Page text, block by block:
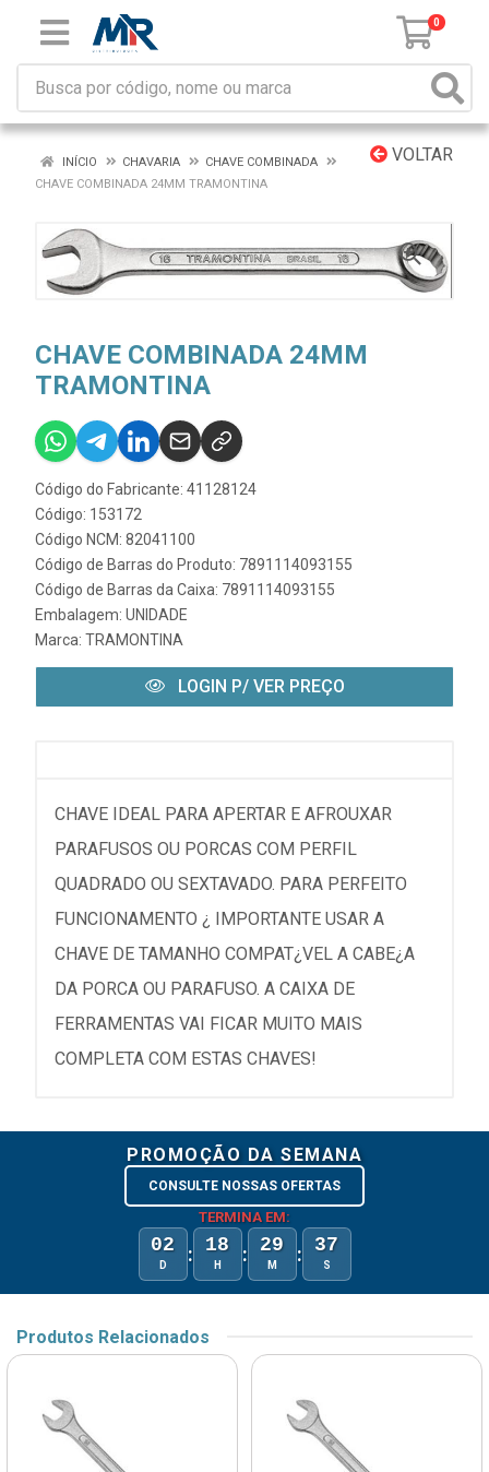
0
VOLTAR
INÍCIO CHAVARIA
CHAVE COMBINADA
CHAVE COMBINADA 24MM TRAMONTINA
CHAVE COMBINADA 24MM
TRAMONTINA
Código do Fabricante: 41128124
Código: 153172
Código NCM: 82041100
Código de Barras do Produto: 7891114093155
Código de Barras da Caixa: 7891114093155
Embalagem: UNIDADE
Marca: TRAMONTINA
LOGIN P/ VER PREÇO
CHAVE IDEAL PARA APERTAR E AFROUXAR
PARAFUSOS OU PORCAS COM PERFIL
QUADRADO OU SEXTAVADO. PARA PERFEITO
FUNCIONAMENTO ¿ IMPORTANTE USAR A
CHAVE DE TAMANHO COMPAT¿VEL A CABE¿A
DA PORCA OU PARAFUSO. A CAIXA DE
FERRAMENTAS VAI FICAR MUITO MAIS
COMPLETA COM ESTAS CHAVES!
PROMOÇÃO DA SEMANA
CONSULTE NOSSAS OFERTAS
TERMINA EM:
02
D : 18
H : 29
M : 37
S
Produtos Relacionados